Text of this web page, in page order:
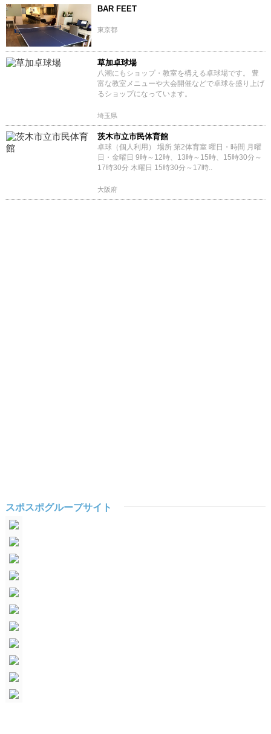
BAR FEET
東京都
草加卓球場
八潮にもショップ・教室を構える卓球場です。 豊
富な教室メニューや大会開催などで卓球を盛り上げ
るショップになっています。
埼玉県
茨木市立市民体育館
卓球（個人利用） 場所 第2体育室 曜日・時間 月曜
日・金曜日 9時～12時、13時～15時、15時30分～
17時30分 木曜日 15時30分～17時..
大阪府
スポスポグループサイト